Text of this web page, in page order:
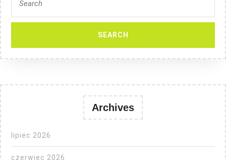
for:
Archives
lipiec 2026
czerwiec 2026